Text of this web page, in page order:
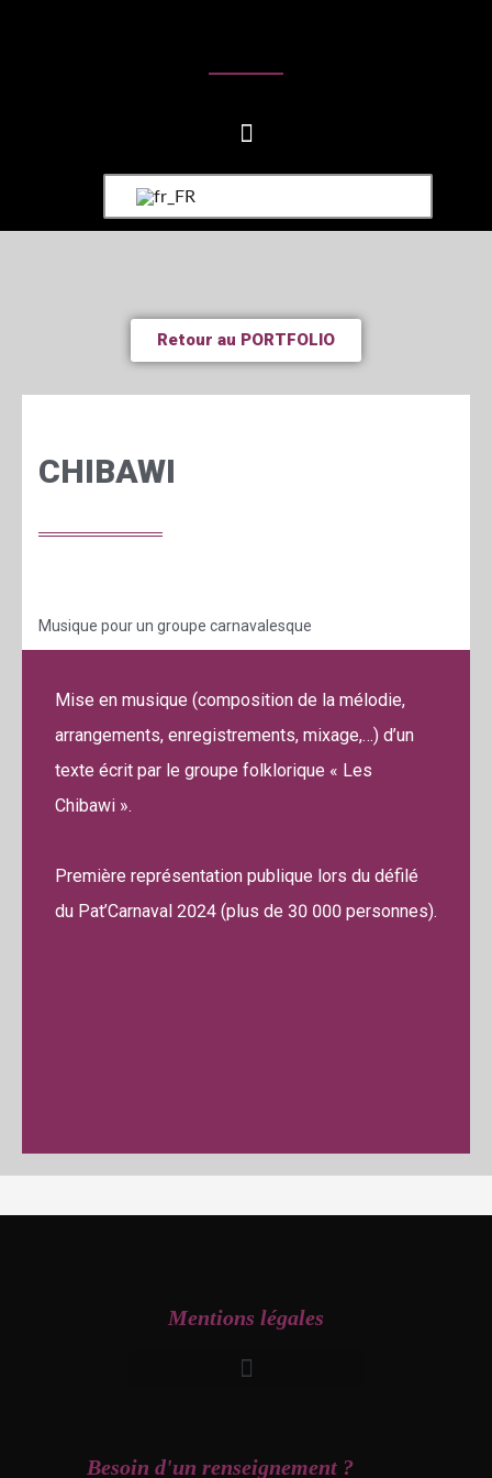
Retour au PORTFOLIO
CHIBAWI
Musique pour un groupe carnavalesque
Mise en musique (composition de la mélodie,
arrangements, enregistrements, mixage,…) d’un
texte écrit par le groupe folklorique « Les
Chibawi ».
Première représentation publique lors du défilé
du Pat’Carnaval 2024 (plus de 30 000 personnes).
Mentions légales
Besoin d'un renseignement ?